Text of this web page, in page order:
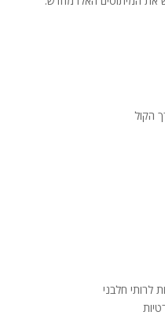
הקול
לרותי חלבני